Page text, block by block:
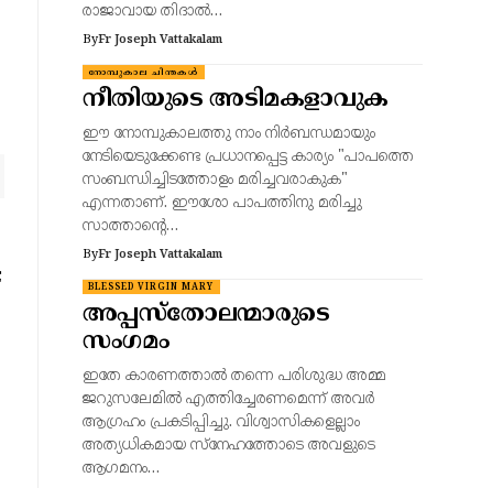
രാജാവായ തിദാല്‍…
ByFr Joseph Vattakalam
നോമ്പുകാല ചിന്തകൾ
നീതിയുടെ അടിമകളാവുക
ഈ നോമ്പുകാലത്തു നാം നിർബന്ധമായും
നേടിയെടുക്കേണ്ട പ്രധാനപ്പെട്ട കാര്യം "പാപത്തെ
സംബന്ധിച്ചിടത്തോളം മരിച്ചവരാകുക"
എന്നതാണ്. ഈശോ പാപത്തിനു മരിച്ചു
സാത്താന്റെ…
ByFr Joseph Vattakalam
BLESSED VIRGIN MARY
അപ്പസ്തോലന്മാരുടെ
സംഗമം
ഇതേ കാരണത്താൽ തന്നെ പരിശുദ്ധ അമ്മ
ജറുസലേമിൽ എത്തിച്ചേരണമെന്ന് അവർ
ആഗ്രഹം പ്രകടിപ്പിച്ചു. വിശ്വാസികളെല്ലാം
അത്യധികമായ സ്നേഹത്തോടെ അവളുടെ
ആഗമനം…